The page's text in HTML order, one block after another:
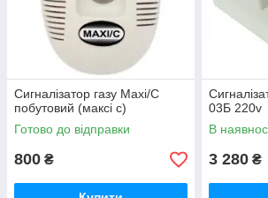
Сигналізатор газу Maxi/C
побутовий (максі с)
Готово до відправки
800 ₴
03Б 220v
В
3 280 ₴